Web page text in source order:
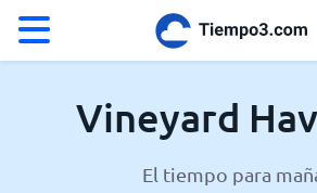
°C
El clima en Vineyard Haven
Vineyard
El tiempo para